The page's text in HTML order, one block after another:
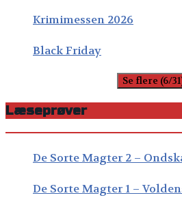
Krimimessen 2026
Black Friday
Se flere (6/
Læseprøver
De Sorte Magter 2 –
De Sorte Magter 1 –